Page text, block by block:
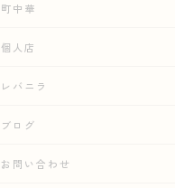
町中華
個人店
レバニラ
ブログ
お問い合わせ